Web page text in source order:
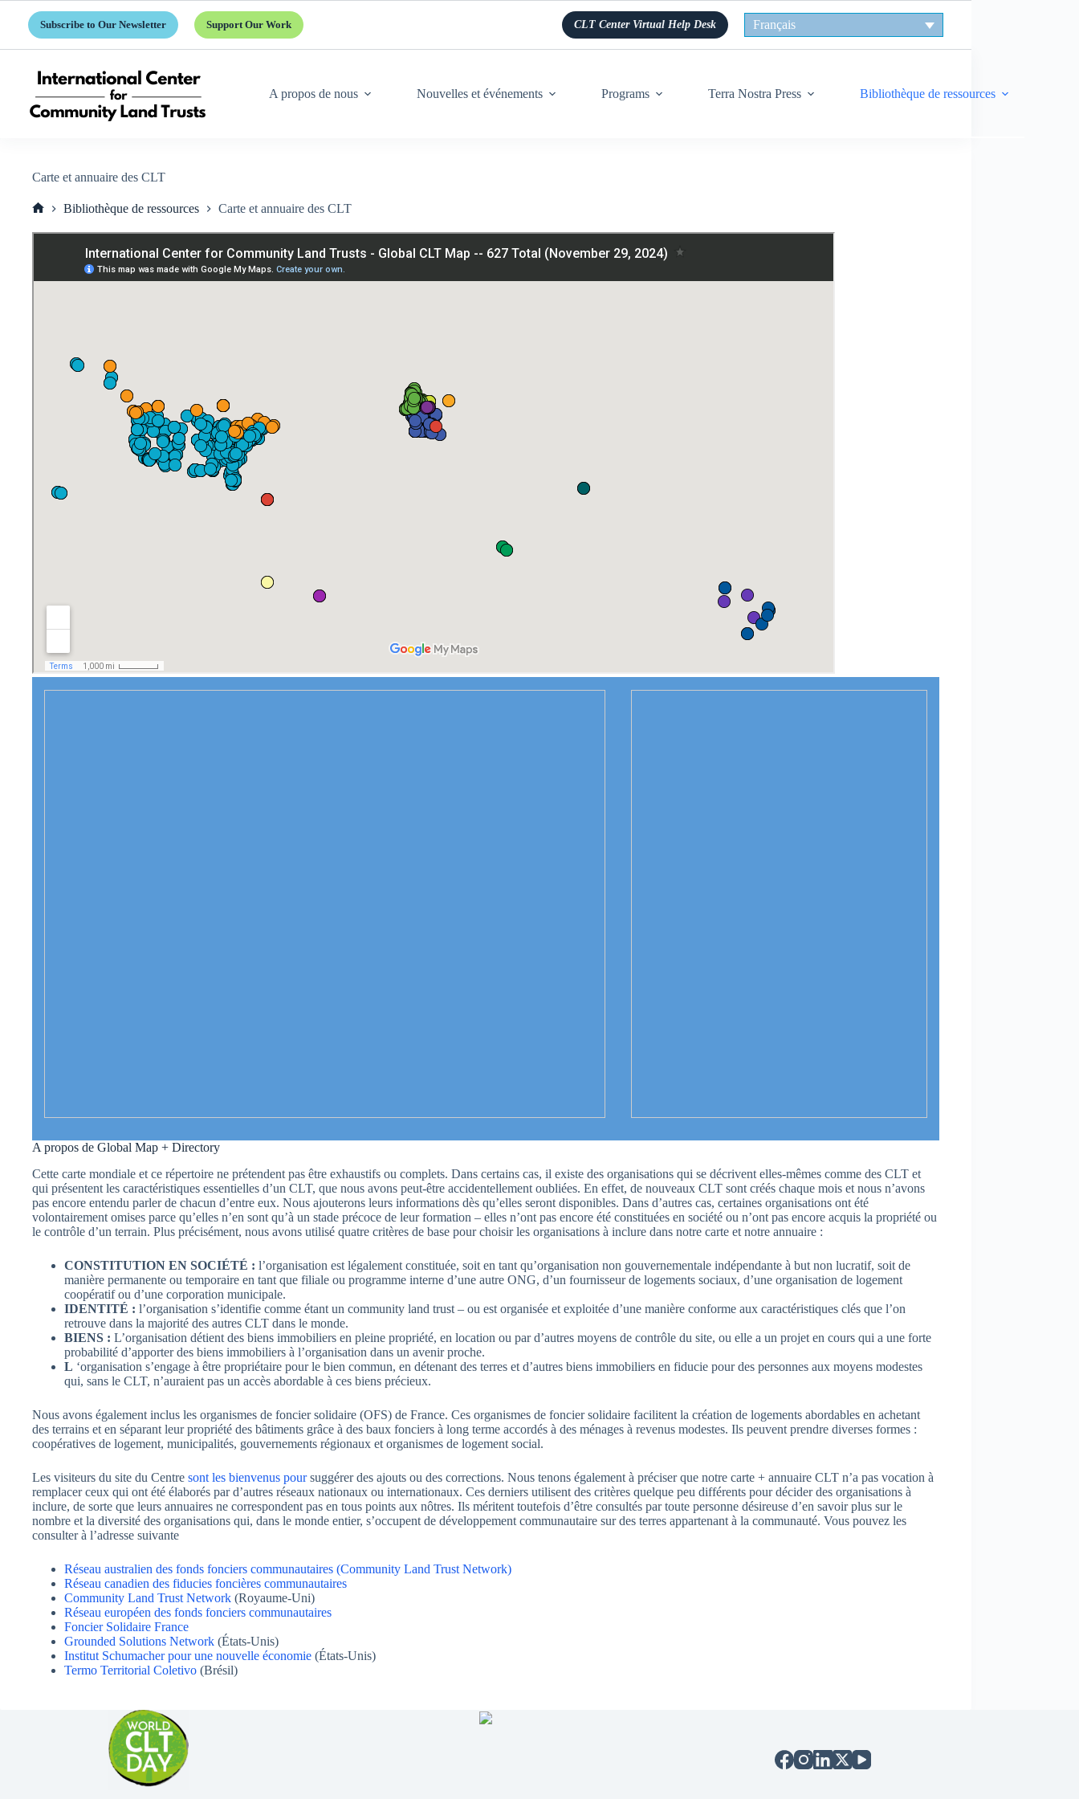
contenu
Subscribe to Our Newsletter Support Our Work CLT Center Virtual Help Desk Français
A propos de nous Nouvelles et événements Programs Terra Nostra Press Bibliothèque de ressources
Carte et annuaire des CLT
Bibliothèque de ressources Carte et annuaire des CLT
A propos de Global Map + Directory
Cette carte mondiale et ce répertoire ne prétendent pas être exhaustifs ou complets. Dans certains cas, il existe des organisations qui se décrivent elles-mêmes comme des CLT et
qui présentent les caractéristiques essentielles d’un CLT, que nous avons peut-être accidentellement oubliées. En effet, de nouveaux CLT sont créés chaque mois et nous n’avons
pas encore entendu parler de chacun d’entre eux. Nous ajouterons leurs informations dès qu’elles seront disponibles. Dans d’autres cas, certaines organisations ont été
volontairement omises parce qu’elles n’en sont qu’à un stade précoce de leur formation – elles n’ont pas encore été constituées en société ou n’ont pas encore acquis la propriété ou
le contrôle d’un terrain. Plus précisément, nous avons utilisé quatre critères de base pour choisir les organisations à inclure dans notre carte et notre annuaire :
CONSTITUTION EN SOCIÉTÉ : l’organisation est légalement constituée, soit en tant qu’organisation non gouvernementale indépendante à but non lucratif, soit de
manière permanente ou temporaire en tant que filiale ou programme interne d’une autre ONG, d’un fournisseur de logements sociaux, d’une organisation de logement
coopératif ou d’une corporation municipale.
IDENTITÉ : l’organisation s’identifie comme étant un community land trust – ou est organisée et exploitée d’une manière conforme aux caractéristiques clés que l’on
retrouve dans la majorité des autres CLT dans le monde.
BIENS : L’organisation détient des biens immobiliers en pleine propriété, en location ou par d’autres moyens de contrôle du site, ou elle a un projet en cours qui a une forte
probabilité d’apporter des biens immobiliers à l’organisation dans un avenir proche.
L ‘organisation s’engage à être propriétaire pour le bien commun, en détenant des terres et d’autres biens immobiliers en fiducie pour des personnes aux moyens modestes
qui, sans le CLT, n’auraient pas un accès abordable à ces biens précieux.
Nous avons également inclus les organismes de foncier solidaire (OFS) de France. Ces organismes de foncier solidaire facilitent la création de logements abordables en achetant
des terrains et en séparant leur propriété des bâtiments grâce à des baux fonciers à long terme accordés à des ménages à revenus modestes. Ils peuvent prendre diverses formes :
coopératives de logement, municipalités, gouvernements régionaux et organismes de logement social.
Les visiteurs du site du Centre sont les bienvenus poursuggérer des ajouts ou des corrections. Nous tenons également à préciser que notre carte + annuaire CLT n’a pas vocation à
remplacer ceux qui ont été élaborés par d’autres réseaux nationaux ou internationaux. Ces derniers utilisent des critères quelque peu différents pour décider des organisations à
inclure, de sorte que leurs annuaires ne correspondent pas en tous points aux nôtres. Ils méritent toutefois d’être consultés par toute personne désireuse d’en savoir plus sur le
nombre et la diversité des organisations qui, dans le monde entier, s’occupent de développement communautaire sur des terres appartenant à la communauté. Vous pouvez les
consulter à l’adresse suivante
Réseau australien des fonds fonciers communautaires (Community Land Trust Network)
Réseau canadien des fiducies foncières communautaires
Community Land Trust Network (Royaume-Uni)
Réseau européen des fonds fonciers communautaires
Foncier Solidaire France
Grounded Solutions Network (États-Unis)
Institut Schumacher pour une nouvelle économie (États-Unis)
Termo Territorial Coletivo (Brésil)